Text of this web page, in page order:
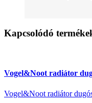
Kapcsolódó
Vogel&Noot radiátor
Vogel&Noot radiátor